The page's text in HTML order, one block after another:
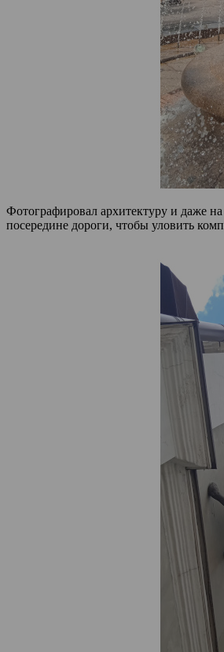
Фотографировал архитектуру и даже на
посередине дороги, чтобы уловить